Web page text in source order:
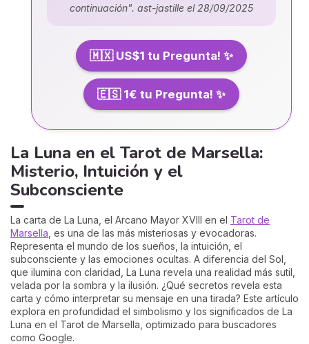
continuación". ast-jastille el 28/09/2025
🇲🇽 US$1 tu Pregunta! ✨
🇪🇸 1€ tu Pregunta! ✨
La Luna en el Tarot de Marsella:
Misterio, Intuición y el
Subconsciente
La carta de La Luna, el Arcano Mayor XVIII en el Tarot de
Marsella , es una de las más misteriosas y evocadoras.
Representa el mundo de los sueños, la intuición, el
subconsciente y las emociones ocultas. A diferencia del Sol,
que ilumina con claridad, La Luna revela una realidad más sutil,
velada por la sombra y la ilusión. ¿Qué secretos revela esta
carta y cómo interpretar su mensaje en una tirada? Este artículo
explora en profundidad el simbolismo y los significados de La
Luna en el Tarot de Marsella, optimizado para buscadores
como Google.